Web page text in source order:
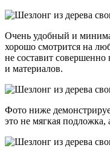
Очень удобный и
хорошо смотрится на
не составит
и материалов.
Фото ниже
это не мягкая подложка,